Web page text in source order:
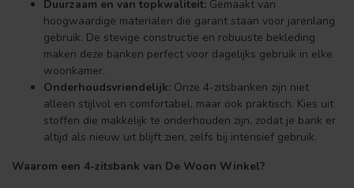
Duurzaam en van topkwaliteit: Gemaakt van
hoogwaardige materialen die garant staan voor jarenlang
gebruik. De stevige constructie en robuuste bekleding
maken deze banken perfect voor dagelijks gebruik in elke
woonkamer.
Onderhoudsvriendelijk: Onze 4-zitsbanken zijn niet
alleen stijlvol en comfortabel, maar ook praktisch. Kies uit
stoffen die makkelijk te onderhouden zijn, zodat je bank er
altijd als nieuw uit blijft zien, zelfs bij intensief gebruik.
Waarom een 4-zitsbank van De Woon Winkel?